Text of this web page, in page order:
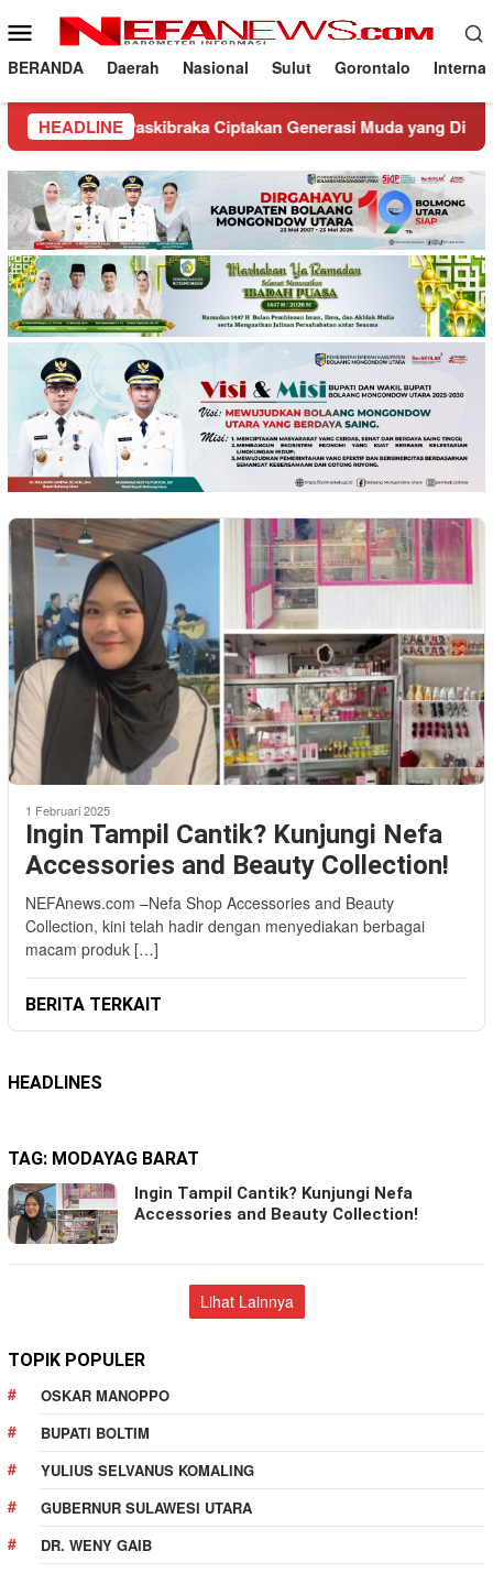
ke
konten
Menu
Mobile
BERANDA Daerah Nasional Sulut Gorontalo
HEADLINE
Paskibraka Ciptakan Generasi Muda yang Disiplin dan
1 Februari 2025
Ingin Tampil Cantik? Kunjungi Nefa
Accessories and Beauty Collection!
NEFAnews.com –Nefa Shop Accessories and Beauty
Collection, kini telah hadir dengan menyediakan berbagai
macam produk […]
BERITA TERKAIT
HEADLINES
TAG: MODAYAG BARAT
Ingin Tampil Cantik? Kunjungi Nefa
Accessories and Beauty Collection!
Lihat Lainnya
TOPIK POPULER
OSKAR MANOPPO
BUPATI BOLTIM
YULIUS SELVANUS KOMALING
GUBERNUR SULAWESI UTARA
DR. WENY GAIB